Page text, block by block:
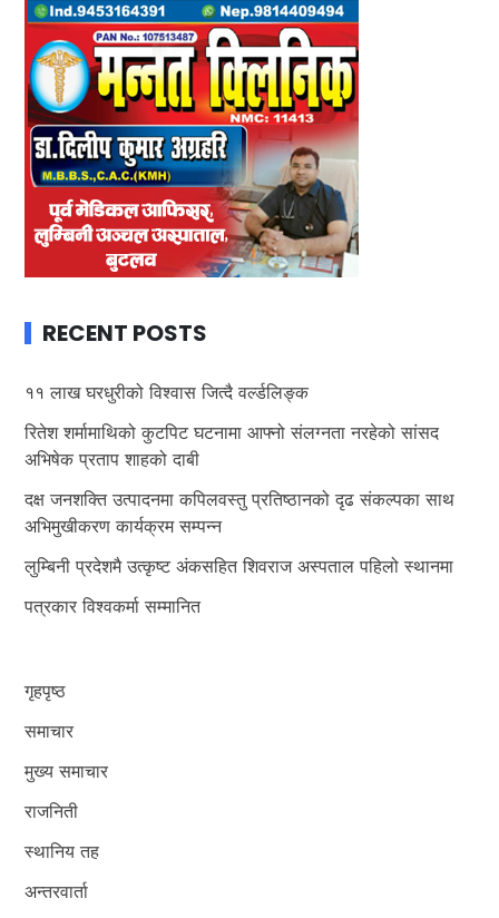
RECENT POSTS
११ लाख घरधुरीको विश्वास जित्दै वर्ल्डलिङ्क
रितेश शर्मामाथिको कुटपिट घटनामा आफ्नो संलग्नता नरहेको सांसद
अभिषेक प्रताप शाहको दाबी
दक्ष जनशक्ति उत्पादनमा कपिलवस्तु प्रतिष्ठानको दृढ संकल्पका साथ
अभिमुखीकरण कार्यक्रम सम्पन्न
लुम्बिनी प्रदेशमै उत्कृष्ट अंकसहित शिवराज अस्पताल पहिलो स्थानमा
पत्रकार विश्वकर्मा सम्मानित
गृहपृष्ठ
समाचार
मुख्य समाचार
राजनिती
स्थानिय तह
अन्तरवार्ता